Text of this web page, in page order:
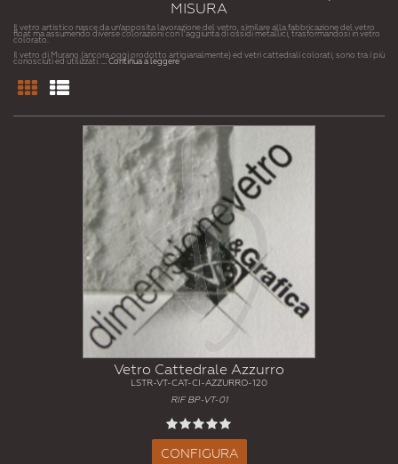
MISURA
Il vetro artistico nasce da un'apposita lavorazione del vetro, similare alla fabbricazione del vetro
float ma assumendo diverse colorazioni con l’aggiunta di ossidi metallici, trasformandosi in vetro
colorato.
Il vetro di Murano (ancora oggi prodotto artigianalmente) ed vetri cattedrali colorati, sono tra i più
conosciuti ed utilizzati. ... Continua a leggere
Vetro Cattedrale Azzurro
LSTR-VT-CAT-CI-AZZURRO-120
RIF BP-VT-01
CONFIGURA